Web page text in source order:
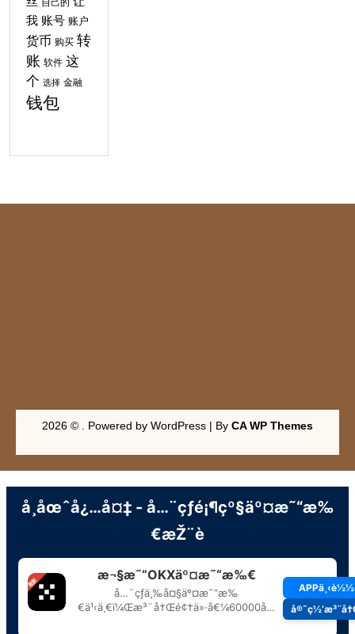
自己的
我 账号 账户
货币 购买 转
账 软件 这
个 选择 金融
钱包
2026 © . Powered by WordPress | By CA WP Themes